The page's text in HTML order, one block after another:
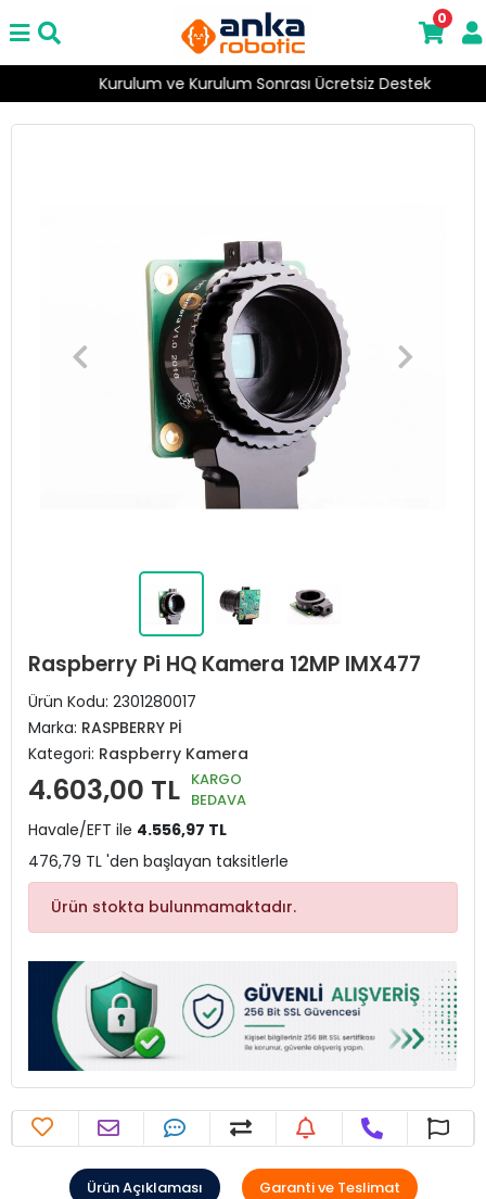
Kurulum ve Kurulum Sonrası Ücretsiz Destek
0
Raspberry Pi HQ Kamera 12MP IMX477
Ürün Kodu: 2301280017
Marka: RASPBERRY Pİ
Kategori: Raspberry Kamera
4.603,00 TL KARGO
BEDAVA
Havale/EFT ile 4.556,97 TL
476,79 TL 'den başlayan taksitlerle
Ürün stokta bulunmamaktadır.
Ürün Açıklaması Garanti ve Teslimat